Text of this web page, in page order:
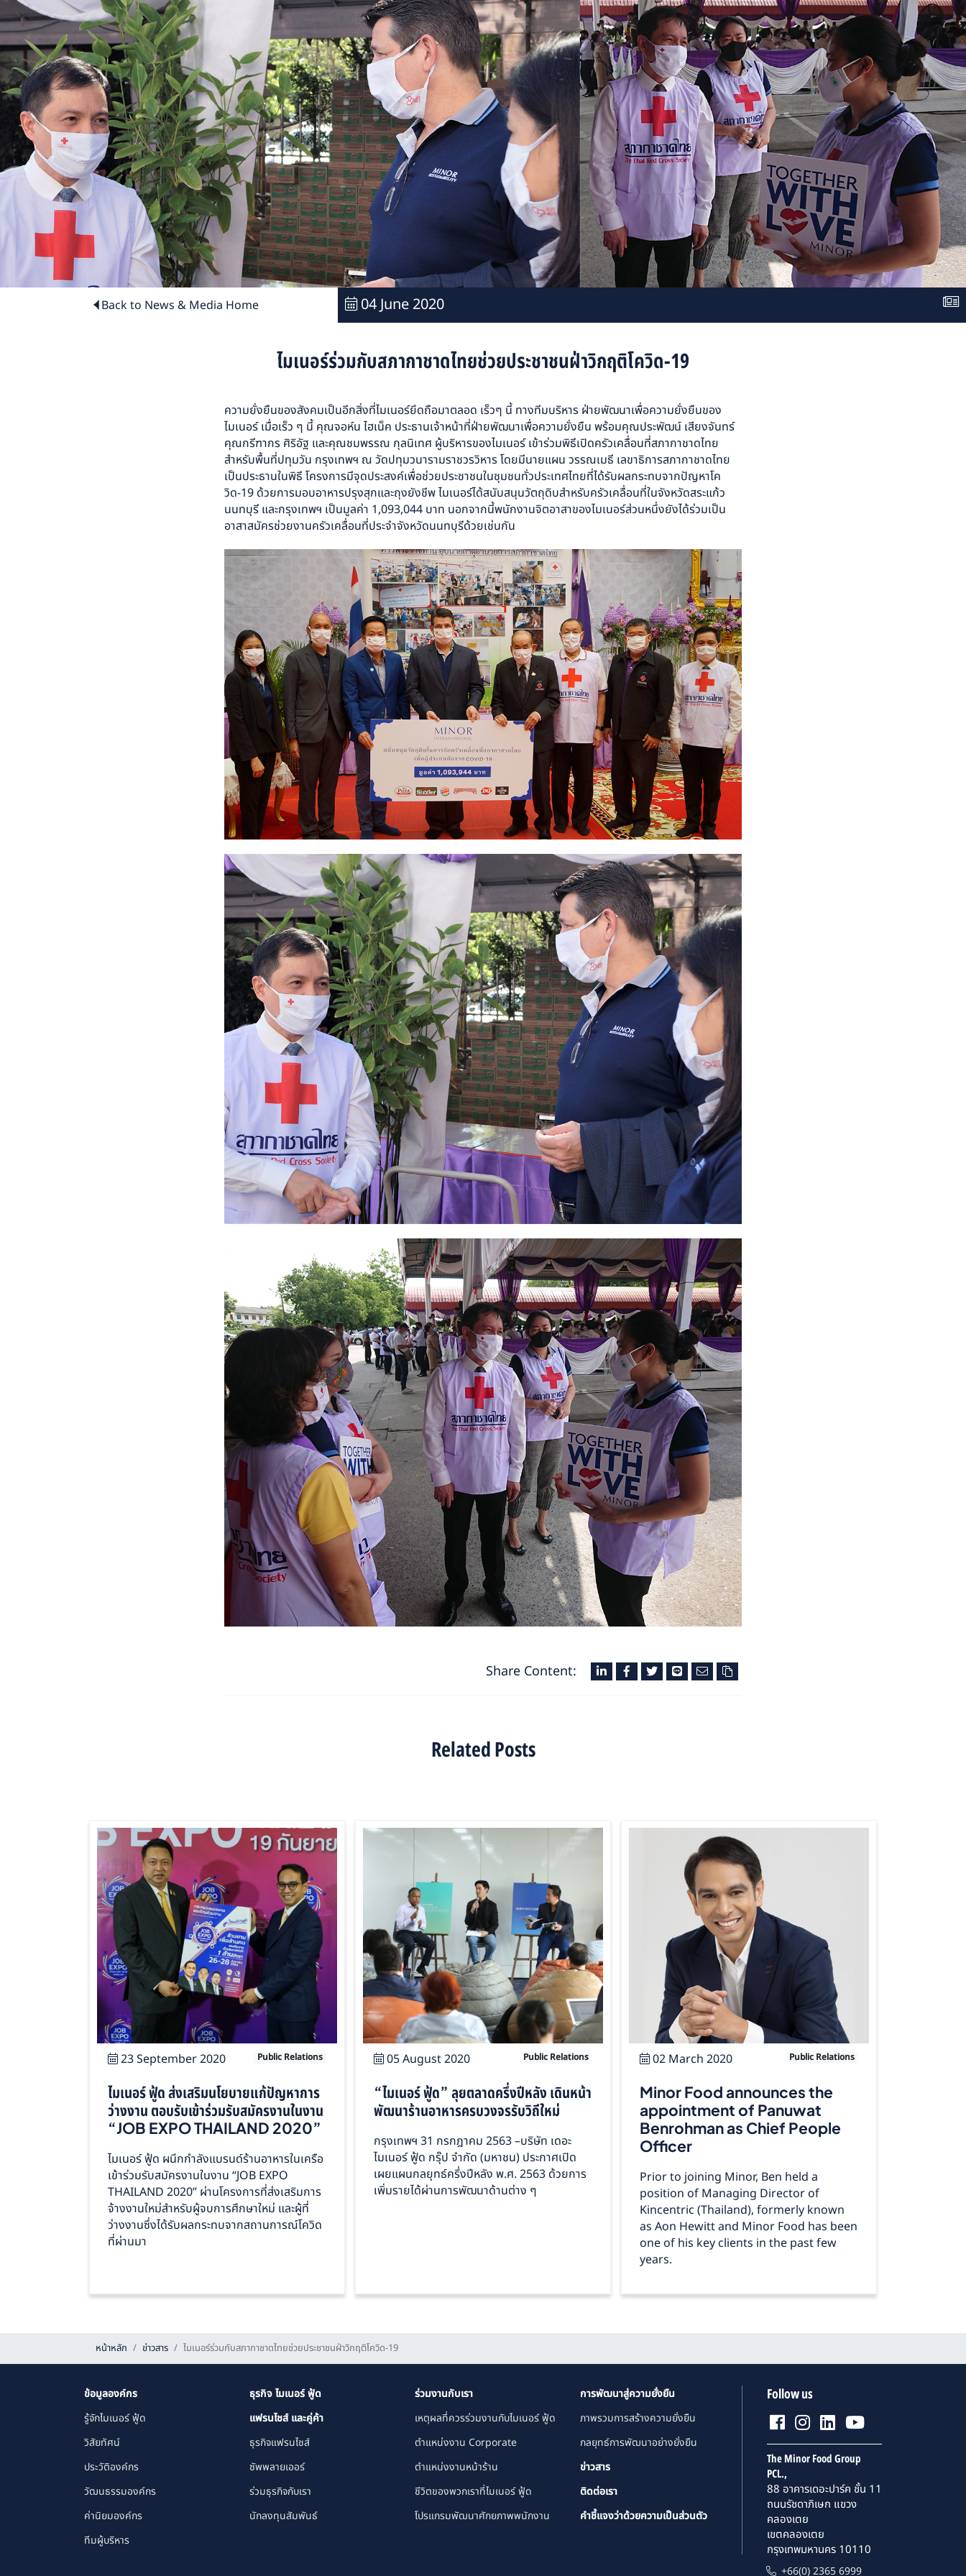
Back to News & Media Home 04 June 2020
ไมเนอร์ร่วมกับสภากาชาดไทยช่วยประชาชนฝ่าวิกฤติโควิด-19
ความยั่งยืนของสังคมเป็นอีกสิ่งที่ไมเนอร์ยึดถือมาตลอด เร็วๆ นี้ ทางทีมบริหาร ฝ่ายพัฒนาเพื่อความยั่งยืนของ
ไมเนอร์ เมื่อเร็ว ๆ นี้ คุณจอห์น ไฮเน็ค ประธานเจ้าหน้าที่ฝ่ายพัฒนาเพื่อความยั่งยืน พร้อมคุณประพัฒน์ เสียงจันทร์
คุณกรีฑากร ศิริอัฐ และคุณชมพรรณ กุลนิเทศ ผู้บริหารของไมเนอร์ เข้าร่วมพิธีเปิดครัวเคลื่อนที่สภากาชาดไทย
สำหรับพื้นที่ปทุมวัน กรุงเทพฯ ณ วัดปทุมวนารามราชวรวิหาร โดยมีนายแผน วรรณเมธี เลขาธิการสภากาชาดไทย
เป็นประธานในพิธี โครงการมีจุดประสงค์เพื่อช่วยประชาชนในชุมชนทั่วประเทศไทยที่ได้รับผลกระทบจากปัญหาโค
วิด-19 ด้วยการมอบอาหารปรุงสุกและถุงยังชีพ ไมเนอร์ได้สนับสนุนวัตถุดิบสำหรับครัวเคลื่อนที่ในจังหวัดสระแก้ว
นนทบุรี และกรุงเทพฯ เป็นมูลค่า 1,093,044 บาท นอกจากนี้พนักงานจิตอาสาของไมเนอร์ส่วนหนึ่งยังได้ร่วมเป็น
อาสาสมัครช่วยงานครัวเคลื่อนที่ประจำจังหวัดนนทบุรีด้วยเช่นกัน
Share Content:
Related Posts
23 September 2020 Public Relations
ไมเนอร์ ฟู้ด ส่งเสริมนโยบายแก้ปัญหาการ
ว่างงาน ตอบรับเข้าร่วมรับสมัครงานในงาน
“JOB EXPO THAILAND 2020”
ไมเนอร์ ฟู้ด ผนึกกำลังแบรนด์ร้านอาหารในเครือ
เข้าร่วมรับสมัครงานในงาน “JOB EXPO
THAILAND 2020” ผ่านโครงการที่ส่งเสริมการ
จ้างงานใหม่สำหรับผู้จบการศึกษาใหม่ และผู้ที่
ว่างงานซึ่งได้รับผลกระทบจากสถานการณ์โควิด
ที่ผ่านมา
05 August 2020 Public Relations
“ไมเนอร์ ฟู้ด” ลุยตลาดครึ่งปีหลัง เดินหน้า
พัฒนาร้านอาหารครบวงจรรับวิถีใหม่
กรุงเทพฯ 31 กรกฎาคม 2563 –บริษัท เดอะ
ไมเนอร์ ฟู้ด กรุ๊ป จำกัด (มหาชน) ประกาศเปิด
เผยแผนกลยุทธ์ครึ่งปีหลัง พ.ศ. 2563 ด้วยการ
เพิ่มรายได้ผ่านการพัฒนาด้านต่าง ๆ
02 March 2020 Public Relations
Minor Food announces the
appointment of Panuwat
Benrohman as Chief People
Officer
Prior to joining Minor, Ben held a
position of Managing Director of
Kincentric (Thailand), formerly known
as Aon Hewitt and Minor Food has been
one of his key clients in the past few
years.
หน้าหลัก ข่าวสาร ไมเนอร์ร่วมกับสภากาชาดไทยช่วยประชาชนฝ่าวิกฤติโควิด-19
ข้อมูลองค์กร
รู้จักไมเนอร์ ฟู้ด
วิสัยทัศน์
ประวัติองค์กร
วัฒนธรรมองค์กร
ค่านิยมองค์กร
ทีมผู้บริหาร
ธุรกิจ ไมเนอร์ ฟู้ด
แฟรนไชส์ และคู่ค้า
ธุรกิจแฟรนไชส์
ซัพพลายเออร์
ร่วมธุรกิจกับเรา
นักลงทุนสัมพันธ์
ร่วมงานกับเรา
เหตุผลที่ควรร่วมงานกับไมเนอร์ ฟู้ด
ตำแหน่งงาน Corporate
ตำแหน่งงานหน้าร้าน
ชีวิตของพวกเราที่ไมเนอร์ ฟู้ด
โปรแกรมพัฒนาศักยภาพพนักงาน
การพัฒนาสู่ความยั่งยืน
ภาพรวมการสร้างความยั่งยืน
กลยุทธ์การพัฒนาอย่างยั่งยืน
ข่าวสาร
ติดต่อเรา
คำชี้แจงว่าด้วยความเป็นส่วนตัว
Follow us
The Minor Food Group
PCL.,
88 อาคารเดอะปาร์ค ชั้น 11
ถนนรัชดาภิเษก แขวง
คลองเตย
เขตคลองเตย
กรุงเทพมหานคร 10110
+66(0) 2365 6999